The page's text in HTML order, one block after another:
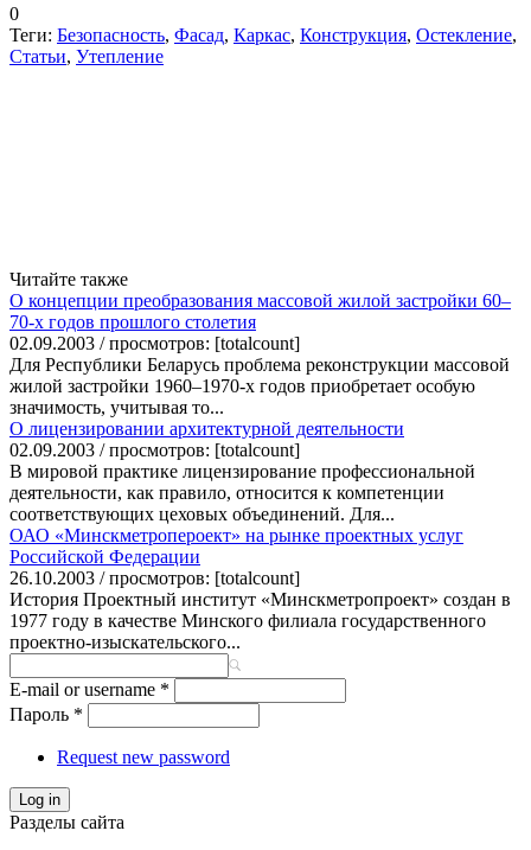
0
Теги: Безопасность, Фасад, Каркас, Конструкция, Остекление,
Статьи, Утепление
Читайте также
О концепции преобразования массовой жилой застройки 60–
70-х годов прошлого столетия
02.09.2003 / просмотров: [totalcount]
Для Республики Беларусь проблема реконструкции массовой
жилой застройки 1960–1970-х годов приобретает особую
значимость, учитывая то...
О лицензировании архитектурной деятельности
02.09.2003 / просмотров: [totalcount]
В мировой практике лицензирование профессиональной
деятельности, как правило, относится к компетенции
соответствующих цеховых объединений. Для...
ОАО «Минскметропероект» на рынке проектных услуг
Российской Федерации
26.10.2003 / просмотров: [totalcount]
История Проектный институт «Минскметропроект» создан в
1977 году в качестве Минского филиала государственного
проектно-изыскательского...
E-mail or username *
Пароль *
Request new password
Log in
Разделы сайта